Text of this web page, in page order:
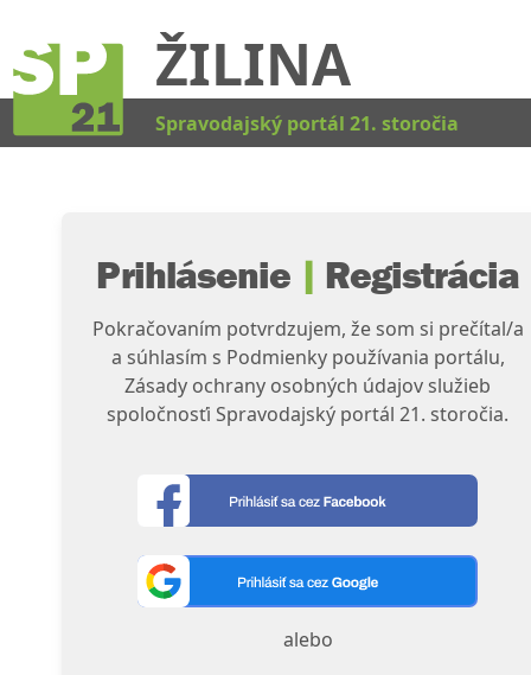
ŽILINA
Spravodajský portál 21. storočia
Prihlásenie | Registrácia
Pokračovaním potvrdzujem, že som si prečítal/a
a súhlasím s Podmienky používania portálu,
Zásady ochrany osobných údajov služieb
spoločnosťi Spravodajský portál 21. storočia.
alebo